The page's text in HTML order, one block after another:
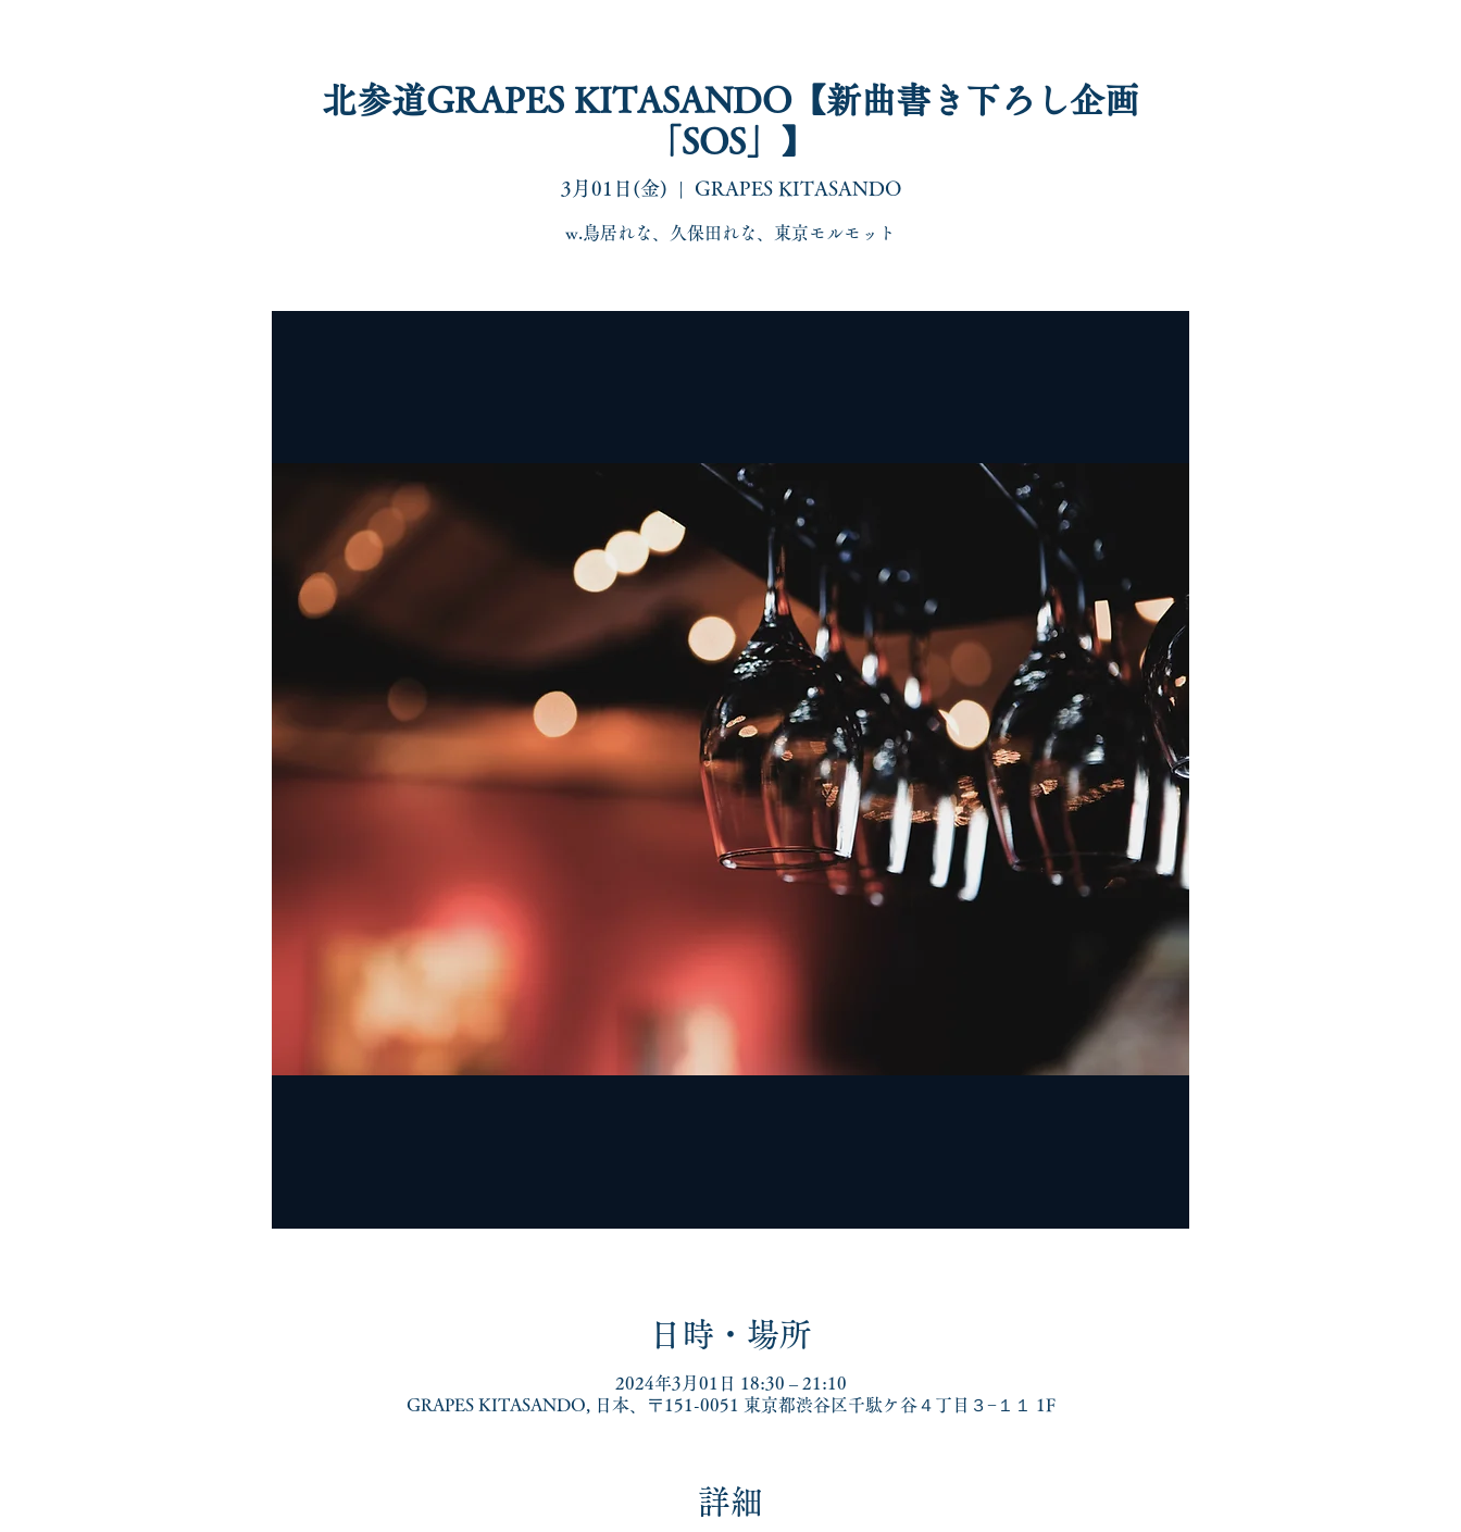
disco/shop
北参道GRAPES KITASANDO【新曲書き下ろし企画
「SOS」】
3月01日(金)
  |
GRAPES KITASANDO
w.鳥居れな、久保田れな、東京モルモット
日時・場所
2024年3月01日 18:30 – 21:10
GRAPES KITASANDO, 日本、〒151-0051 東京都渋谷区千駄ケ谷４丁目３−１１ 1F
詳細